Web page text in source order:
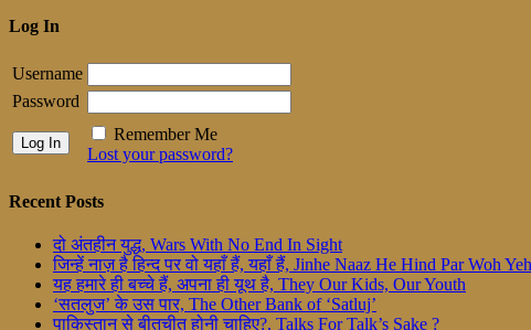
Log In
Username
Password
Remember Me
Lost your password?
Recent Posts
दो अंतहीन युद्ध, Wars With No End In Sight
जिन्हें नाज़ है हिन्द पर वो यहाँ हैं, यहाँ हैं, Jinhe Naaz He Hind Par Woh
यह हमारे ही बच्चे हैं, अपना ही यूथ है, They Our Kids, Our Youth
‘सतलुज’ के उस पार, The Other Bank of ‘Satluj’
पाकिस्तान से बीतचीत होनी चाहिए?, Talks For Talk’s Sake ?